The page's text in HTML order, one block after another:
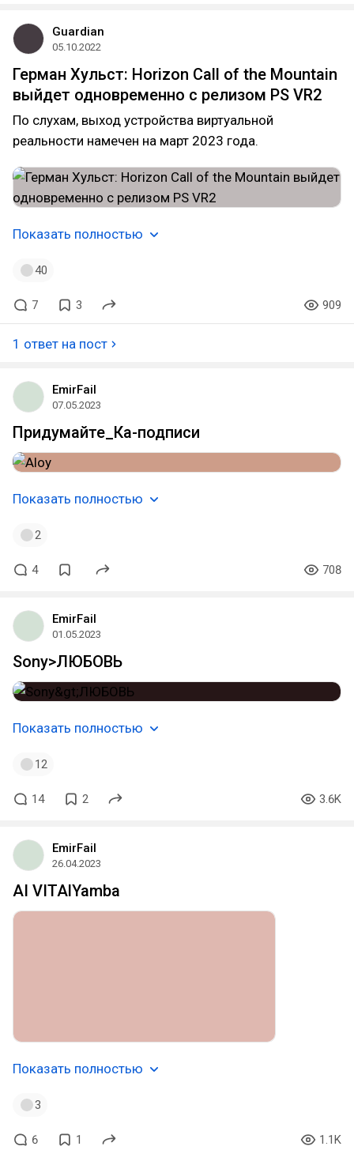
Guardian
05.10.2022
Герман Хульст: Horizon Call of the Mountain
выйдет одновременно с релизом PS VR2
По слухам, выход устройства виртуальной
реальности намечен на март 2023 года.
Показать полностью
40
7 3 909
1 ответ на пост
EmirFail
07.05.2023
Придумайте_Ка-подписи
Показать полностью
2
4 708
EmirFail
01.05.2023
Sony>ЛЮБОВЬ
Показать полностью
12
14 2 3.6K
EmirFail
26.04.2023
AI VITAlYamba
Показать полностью
3
6 1 1.1K